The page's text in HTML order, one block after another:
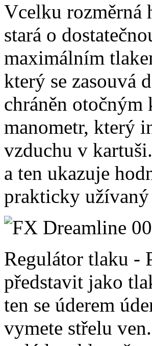
Vcelku rozměrná
stará o
maximálním
který se zasouvá
chráněn
manometr, který
vzduchu v
a ten ukazuje
prakticky
Regulátor tlaku -
představit jako
ten se úderem
vymete střelu